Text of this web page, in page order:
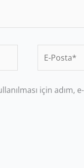
Posta*
için adım,